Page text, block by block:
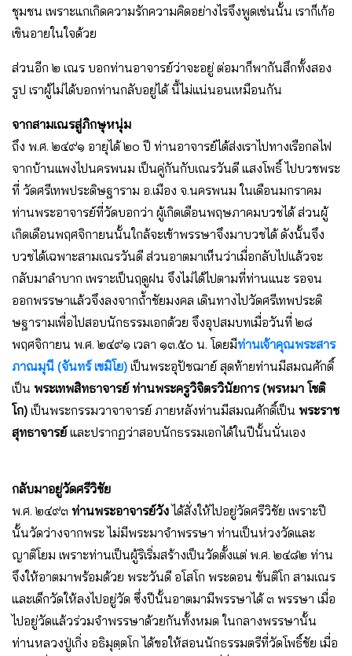
ชุมชน เพราะแกเกิดความรักความคิดอย่างไรจึงพูดเช่นนั้น เราก็เก้อ
เขินอายในใจด้วย
ส่วนอีก ๒ เณร บอกท่านอาจารย์ว่าจะอยู่ ต่อมาก็พากันสึกทั้งสอง
รูป เราผู้ไม่ได้บอกท่านกลับอยู่ได้ นี้ไม่แน่นอนเหมือนกัน
จากสามเณรสู่ภิกษุหนุ่ม
ถึง พ.ศ. ๒๔๙๑ อายุได้ ๒๐ ปี ท่านอาจารย์ได้ส่งเราไปทางเรือกลไฟ
จากบ้านแพงไปนครพนม เป็นคู่กันกับเณรวันดี แสงโพธิ์ ไปบวชพระ
ที่ วัดศรีเทพประดิษฐาราม อ.เมือง จ.นครพนม ในเดือนมกราคม
ท่านพระอาจารย์ที่วัดบอกว่า ผู้เกิดเดือนพฤษภาคมบวชได้ ส่วนผู้
เกิดเดือนพฤศจิกายนนั้นใกล้จะเข้าพรรษาจึงมาบวชได้ ดังนั้นจึง
บวชได้เฉพาะสามเณรวันดี ส่วนอาตมาเห็นว่าเมื่อกลับไปแล้วจะ
กลับมาลำบาก เพราะเป็นฤดูฝน จึงไม่ได้ไปตามที่ท่านแนะ รอจน
ออกพรรษาแล้วจึงลงจากถ้ำชัยมงคล เดินทางไปวัดศรีเทพประดิ
ษฐารามเพื่อไปสอบนักธรรมเอกด้วย จึงอุปสมบทเมื่อวันที่ ๒๘
พฤศจิกายน พ.ศ. ๒๔๙๑ เวลา ๑๓.๕๐ น. โดยมีท่านเจ้าคุณพระสาร
ภาณมุนี (จันทร์ เขมิโย) เป็นพระอุปัชฌาย์ สุดท้ายท่านมีสมณศักดิ์
เป็น พระเทพสิทธาจารย์ ท่านพระครูวิจิตรวินัยการ (พรหมา โชติ
โก) เป็นพระกรรมวาจาจารย์ ภายหลังท่านมีสมณศักดิ์เป็น พระราช
สุทธาจารย์และปรากฏว่าสอบนักธรรมเอกได้ในปีนั้นนั่นเอง
กลับมาอยู่วัดศรีวิชัย
พ.ศ. ๒๔๙๓ ท่านพระอาจารย์วังได้สั่งให้ไปอยู่วัดศรีวิชัย เพราะปี
นั้นวัดว่างจากพระ ไม่มีพระมาจำพรรษา ท่านเป็นห่วงวัดและ
ญาติโยม เพราะท่านเป็นผู้ริเริ่มสร้างเป็นวัดตั้งแต่ พ.ศ. ๒๔๘๒ ท่าน
จึงให้อาตมาพร้อมด้วย พระวันดี อโสโก พระดอน ขันติโก สามเณร
และเด็กวัดให้ลงไปอยู่วัด ซึ่งปีนั้นอาตมามีพรรษาได้ ๓ พรรษา เมื่อ
ไปอยู่วัดแล้วร่วมจำพรรษาด้วยกันทั้งหมด ในกลางพรรษานั้น
ท่านหลวงปู่เกิ่ง อธิมุตฺตโก ได้ขอให้สอนนักธรรมตรีที่วัดโพธิ์ชัย เมื่อ